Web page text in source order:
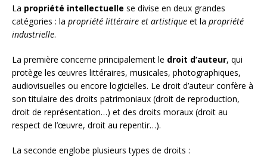
La propriété intellectuelle se divise en deux grandes
catégories : la propriété littéraire et artistique et la propriété
industrielle.
La première concerne principalement le droit d’auteur, qui
protège les œuvres littéraires, musicales, photographiques,
audiovisuelles ou encore logicielles. Le droit d’auteur confère à
son titulaire des droits patrimoniaux (droit de reproduction,
droit de représentation…) et des droits moraux (droit au
respect de l’œuvre, droit au repentir…).
La seconde englobe plusieurs types de droits :